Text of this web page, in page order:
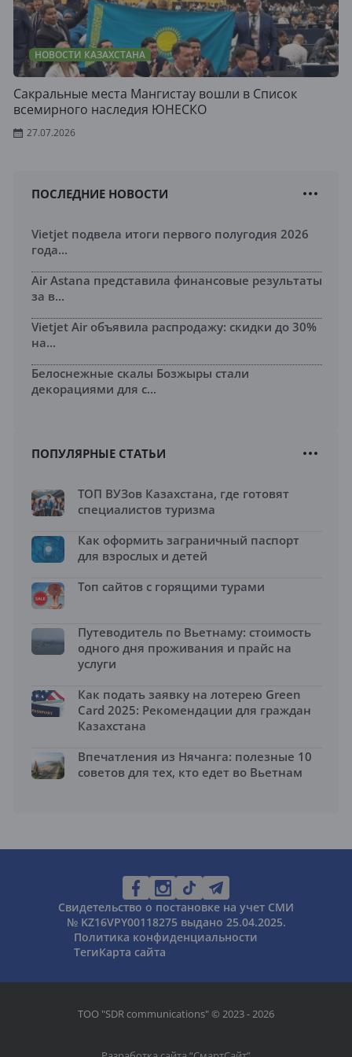
НОВОСТИ КАЗАХСТАНА
Сакральные места Мангистау вошли в Список
всемирного наследия ЮНЕСКО
27.07.2026
ПОСЛЕДНИЕ НОВОСТИ
Vietjet подвела итоги первого полугодия 2026
года...
Air Astana представила финансовые результаты
за в...
Vietjet Air объявила распродажу: скидки до 30%
на...
Белоснежные скалы Бозжыры стали
декорациями для с...
ПОПУЛЯРНЫЕ СТАТЬИ
ТОП ВУЗов Казахстана, где готовят
специалистов туризма
Как оформить заграничный паспорт
для взрослых и детей
Топ сайтов с горящими турами
Путеводитель по Вьетнаму: стоимость
одного дня проживания и прайс на
услуги
Как подать заявку на лотерею Green
Card 2025: Рекомендации для граждан
Казахстана
Впечатления из Нячанга: полезные 10
советов для тех, кто едет во Вьетнам
Свидетельство о постановке на учет СМИ
№ KZ16VPY00118275 выдано 25.04.2025.
Политика конфиденциальности
ТегиКарта сайта
ТОО "SDR communications" © 2023 - 2026